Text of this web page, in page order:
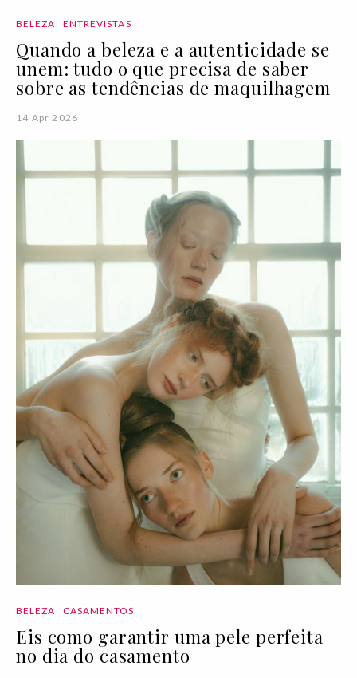
BELEZA ENTREVISTAS
Quando a beleza e a autenticidade se
unem: tudo o que precisa de saber
sobre as tendências de maquilhagem
14 Apr 2026
BELEZA CASAMENTOS
Eis como garantir uma pele perfeita
no dia do casamento